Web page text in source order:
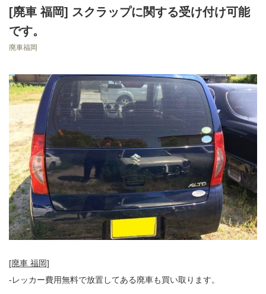
[廃車 福岡] スクラップに関する受け付け可能
です。
廃車福岡
[廃車 福岡]
-レッカー費用無料で放置してある廃車も買い取ります。